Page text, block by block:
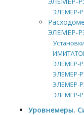
ЭЛЕМЕР-
ЭЛЕМЕР-
ЭЛЕМЕР-
ЭЛЕМЕР-
ЭЛЕМЕР-
ЭЛЕМЕР-
Уровнемеры.